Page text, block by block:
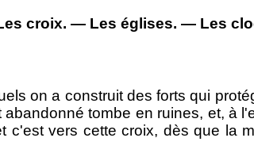
croix. — Les églises. — Les
on a construit des forts qui
tombe en ruines, et, à
vers cette croix, dès que la